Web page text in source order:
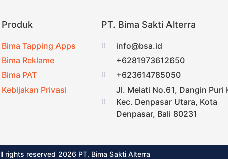
Produk
Bima Tapping Apps
Bima Reklame
Bima PAT
Kebijakan Privasi
PT. Bima Sakti Alterra
info@bsa.id
+6281973612650
+623614785050
Jl. Melati No.61, Dangin Puri
Kec. Denpasar Utara, Kota
Denpasar, Bali 80231
rights reserved 2026 PT. Bima Sakti Alterra